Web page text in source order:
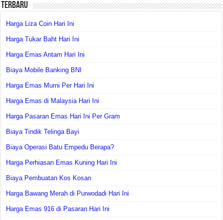
Terbaru
Harga Liza Coin Hari Ini
Harga Tukar Baht Hari Ini
Harga Emas Antam Hari Ini
Biaya Mobile Banking BNI
Harga Emas Murni Per Hari Ini
Harga Emas di Malaysia Hari Ini
Harga Pasaran Emas Hari Ini Per Gram
Biaya Tindik Telinga Bayi
Biaya Operasi Batu Empedu Berapa?
Harga Perhiasan Emas Kuning Hari Ini
Biaya Pembuatan Kos Kosan
Harga Bawang Merah di Purwodadi Hari Ini
Harga Emas 916 di Pasaran Hari Ini